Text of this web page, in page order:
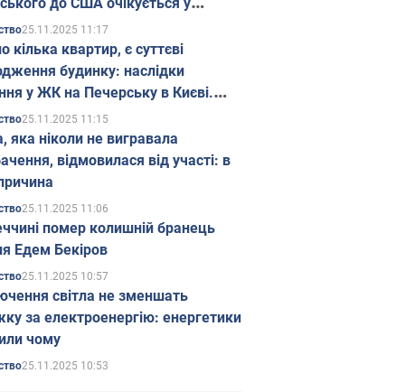
до США очікується у
25.11.2025 11:17
кілька квартир, є суттєві
будинку: наслідки
у ЖК на Печерську в Києві.
25.11.2025 11:15
яка ніколи не вигравала
відмовилася від участі: в
25.11.2025 11:06
помер колишній бранець
Едем Бекіров
25.11.2025 10:57
світла не зменшать
за електроенергію: енергетики
чому
25.11.2025 10:53